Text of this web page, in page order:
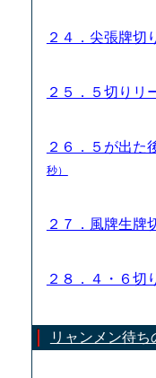
２４．尖張牌
２５．５切りリ
２６．５が出
秒）
２７．風牌生
２８．４・６
リャンメン待ち